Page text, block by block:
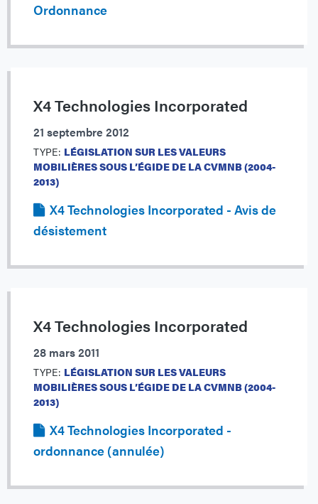
Ordonnance
X4 Technologies Incorporated
21 septembre 2012
TYPE: LÉGISLATION SUR LES VALEURS
MOBILIÈRES SOUS L’ÉGIDE DE LA CVMNB (2004-
2013)
X4 Technologies Incorporated - Avis de
désistement
X4 Technologies Incorporated
28 mars 2011
TYPE: LÉGISLATION SUR LES VALEURS
MOBILIÈRES SOUS L’ÉGIDE DE LA CVMNB (2004-
2013)
X4 Technologies Incorporated -
ordonnance (annulée)